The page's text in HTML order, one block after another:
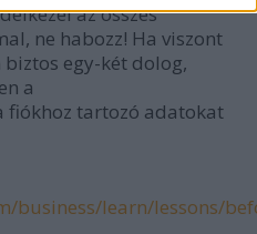
az összes
ne habozz! Ha viszont
egy-két dolog,
a
fiókhoz tartozó adatokat
business/learn/lessons/